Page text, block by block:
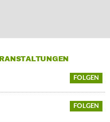
FOLGEN
FOLGEN